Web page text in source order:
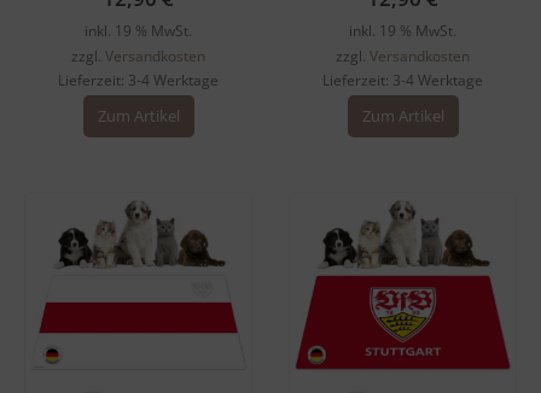
inkl. 19 % MwSt.
zzgl. Versandkosten
Lieferzeit: 3-4 Werktage
Zum Artikel
inkl. 19 % MwSt.
zzgl. Versandkosten
Lieferzeit: 3-4 Werktage
Zum Artikel